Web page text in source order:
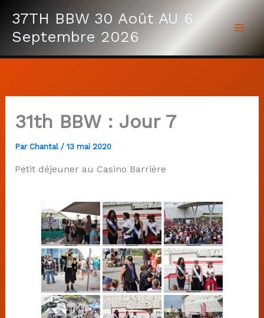
contenu
37TH BBW 30 Août AU 6
Septembre 2026
31th BBW : Jour 7
Par Chantal / 13 mai 2020
Petit déjeuner au Casino Barrière